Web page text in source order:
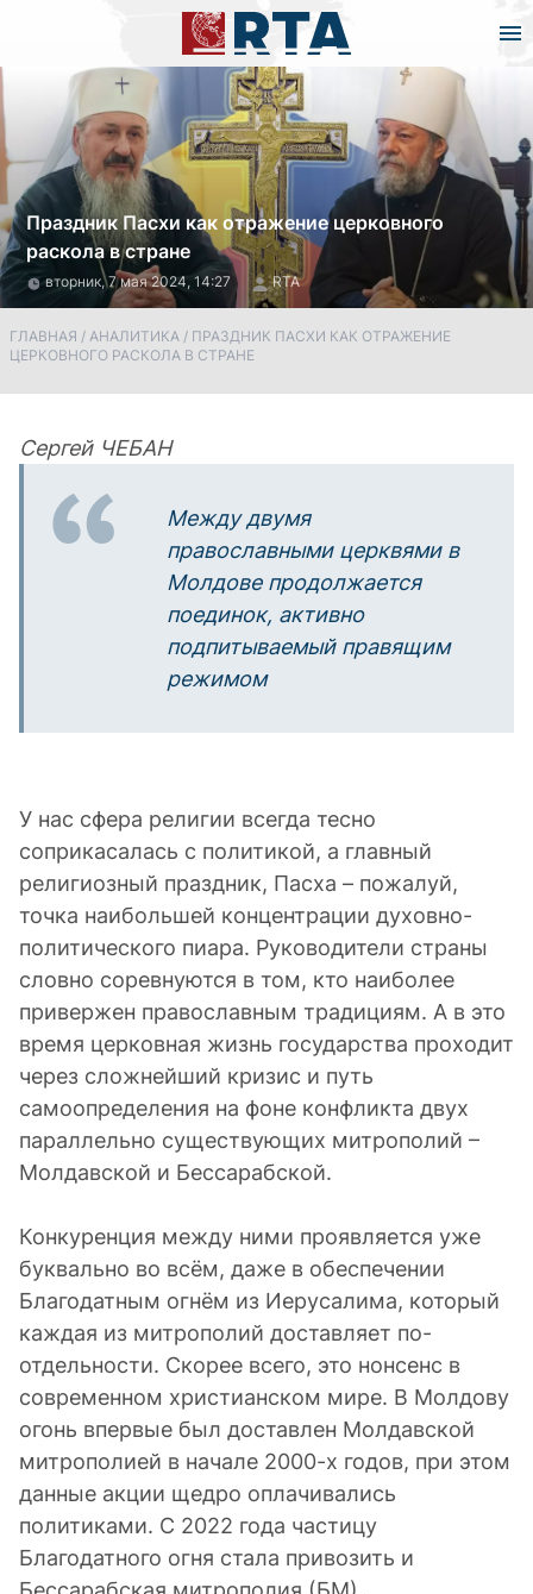
Праздник Пасхи как отражение церковного
раскола в стране
вторник, 7 мая 2024, 14:27 RTA
ГЛАВНАЯ / АНАЛИТИКА / ПРАЗДНИК ПАСХИ КАК ОТРАЖЕНИЕ
ЦЕРКОВНОГО РАСКОЛА В СТРАНЕ
Сергей ЧЕБАН
Между двумя
православными церквями в
Молдове продолжается
поединок, активно
подпитываемый правящим
режимом
У нас сфера религии всегда тесно
соприкасалась с политикой, а главный
религиозный праздник, Пасха – пожалуй,
точка наибольшей концентрации духовно-
политического пиара. Руководители страны
словно соревнуются в том, кто наиболее
привержен православным традициям. А в это
время церковная жизнь государства проходит
через сложнейший кризис и путь
самоопределения на фоне конфликта двух
параллельно существующих митрополий –
Молдавской и Бессарабской.
Конкуренция между ними проявляется уже
буквально во всём, даже в обеспечении
Благодатным огнём из Иерусалима, который
каждая из митрополий доставляет по-
отдельности. Скорее всего, это нонсенс в
современном христианском мире. В Молдову
огонь впервые был доставлен Молдавской
митрополией в начале 2000-х годов, при этом
данные акции щедро оплачивались
политиками. С 2022 года частицу
Благодатного огня стала привозить и